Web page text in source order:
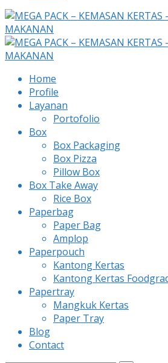
Home
Profile
Layanan
Portofolio
Box
Box Packaging
Box Pizza
Pillow Box
Box Take Away
Rice Box
Paperbag
Paper Bag
Amplop
Paperpouch
Kantong Kertas
Kantong Kertas
Papertray
Mangkuk Kertas
Paper Tray
Blog
Contact